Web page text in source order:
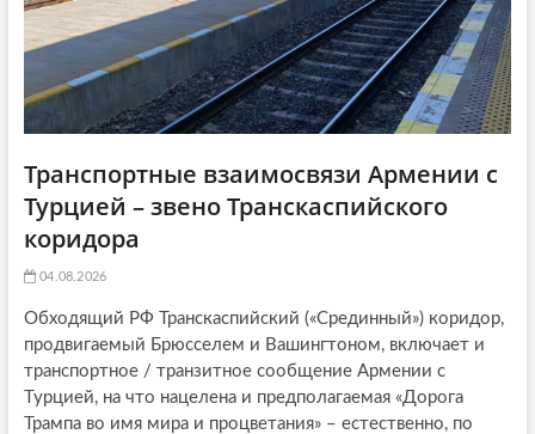
Транспортные взаимосвязи Армении с
Турцией – звено Транскаспийского
коридора
04.08.2026
Обходящий РФ Транскаспийский («Срединный») коридор,
продвигаемый Брюсселем и Вашингтоном, включает и
транспортное / транзитное сообщение Армении с
Турцией, на что нацелена и предполагаемая «Дорога
Трампа во имя мира и процветания» – естественно, по